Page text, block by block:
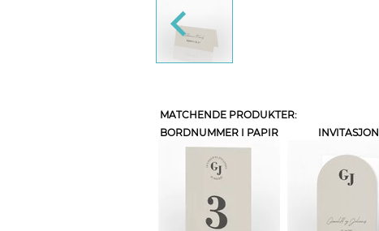
MATCHENDE PRODUKTER:
BORDNUMMER I PAPIR
INVITASJON